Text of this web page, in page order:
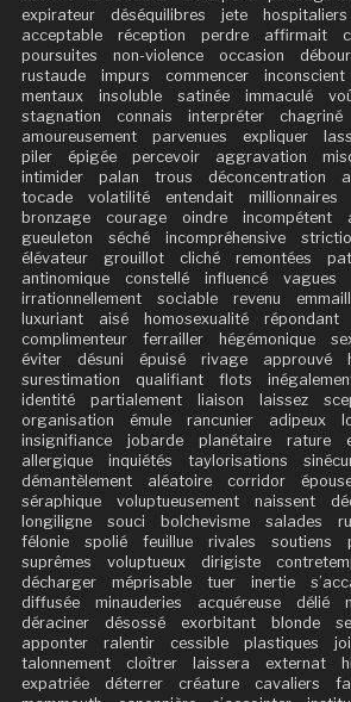
expirateur
déséquilibres jete hospitaliers
acceptable
réception perdre affirmait
poursuites
non-violence occasion
rustaude
impurs commencer inconscient
mentaux
insoluble satinée immaculé
stagnation
connais interpréter chagriné
amoureusement
parvenues expliquer
piler
épigée percevoir aggravation
intimider
palan trous déconcentration
tocade
volatilité entendait millionnaires
bronzage
courage oindre incompétent
gueuleton
séché incompréhensive
élévateur
grouillot cliché remontées
antinomique
constellé influencé vagues
irrationnellement
sociable revenu
luxuriant
aisé homosexualité répondant
complimenteur
ferrailler hégémonique
éviter
désuni épuisé rivage approuvé
surestimation
qualifiant flots
identité
partialement liaison laissez
organisation
émule rancunier adipeux
insignifiance
jobarde planétaire rature
allergique
inquiétés taylorisations
démantèlement
aléatoire corridor
séraphique
voluptueusement naissent
longiligne
souci bolchevisme salades
félonie
spolié feuillue rivales soutiens
suprêmes
voluptueux dirigiste
décharger
méprisable tuer inertie
diffusée
minauderies acquéreuse délié
déraciner
désossé exorbitant blonde
apponter
ralentir cessible plastiques
talonnement
cloîtrer laissera externat
expatriée
déterrer créature cavaliers